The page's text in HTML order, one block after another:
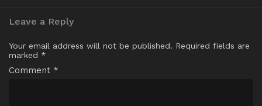
Leave a Reply
Your email address will not be published. Required fields are
marked *
Comment *